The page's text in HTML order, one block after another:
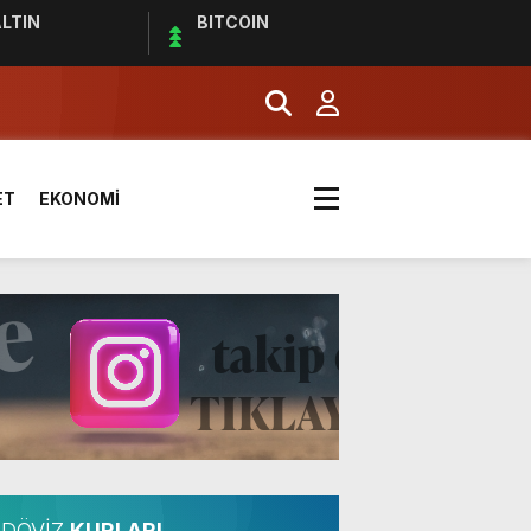
BITCOIN
toplumun olmazsa olmaz
EKONOMİ